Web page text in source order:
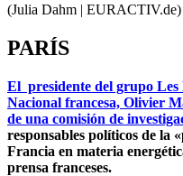
(Julia Dahm | EURACTIV.de)
PARÍS
El presidente del grupo Les
Nacional francesa, Olivier
de una comisión de
responsables políticos de la
Francia en materia
prensa franceses.